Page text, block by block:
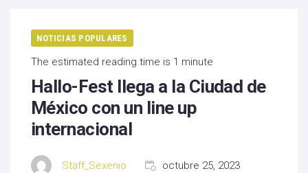
NOTICIAS POPULARES
The estimated reading time is 1 minute
Hallo-Fest llega a la Ciudad de
México con un line up
internacional
Staff_Sexenio octubre 25, 2023